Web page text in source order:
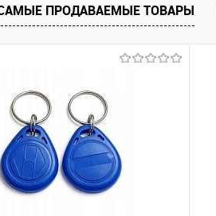
ПРОДАВАЕМЫЕ ТОВАРЫ